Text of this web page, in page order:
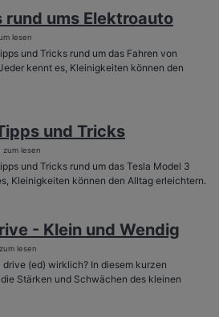
ums Elektroauto
lesen
und Tricks rund um das Fahren von
kennt es, Kleinigkeiten können den
und Tricks
zum lesen
und Tricks rund um das Tesla Model 3
Kleinigkeiten können den Alltag erleichtern.
- Klein und Wendig
lesen
(ed) wirklich? In diesem kurzen
Stärken und Schwächen des kleinen